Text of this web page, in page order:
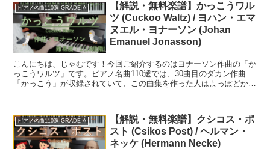
ピアノ名曲110選-GRADE A
【解説・無料楽譜】かっこうワル
ツ (Cuckoo Waltz) / ヨハン・エマ
ヌエル・ヨナーソン (Johan
Emanuel Jonasson)
こんにちは、じゃむです！今回ご紹介するのはヨナーソン作曲の「か
っこうワルツ」です。ピアノ名曲110選では、30曲目のダカン作曲
「かっこう」が収録されていて、この曲集を作った人はよっぽどかっ
ピアノ名曲110選-GRADE A
【解説・無料楽譜】クシコス・ポ
スト (Csikos Post) / ヘルマン・
ネッケ (Hermann Necke)